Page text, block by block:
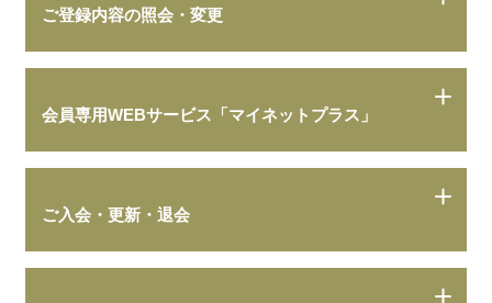
ご登録内容の照会・変更
会員専用WEBサービス「マイネットプラス」
ご入会・更新・退会